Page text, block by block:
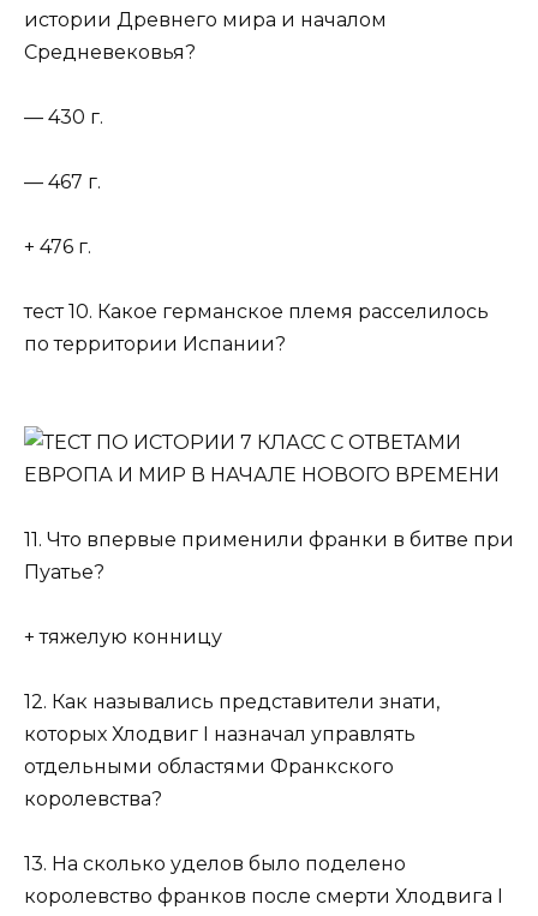
истории Древнего мира и началом
Средневековья?
— 430 г.
— 467 г.
+ 476 г.
тест 10. Какое германское племя расселилось
по территории Испании?
11. Что впервые применили франки в битве при
Пуатье?
+ тяжелую конницу
12. Как назывались представители знати,
которых Хлодвиг I назначал управлять
отдельными областями Франкского
королевства?
13. На сколько уделов было поделено
королевство франков после смерти Хлодвига I